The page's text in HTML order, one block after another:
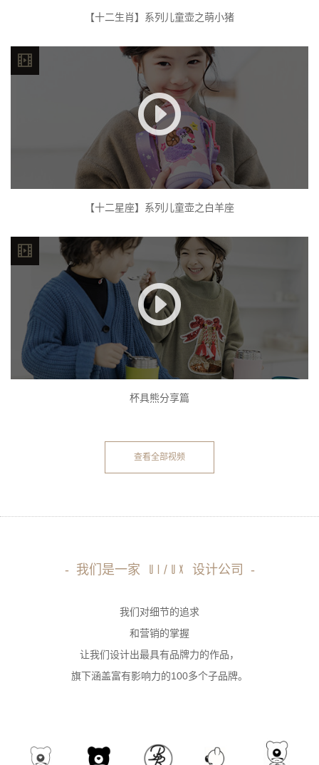
【十二生肖】系列儿童壶之萌小猪
【十二星座】系列儿童壶之白羊座
杯具熊分享篇
查看全部视频
- 我们是一家 UI/UX 设计公司 -
我们对细节的追求
和营销的掌握
让我们设计出最具有品牌力的作品，
旗下涵盖富有影响力的100多个子品牌。